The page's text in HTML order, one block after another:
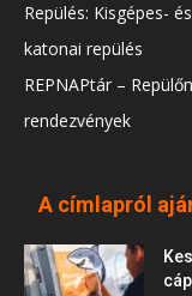
Repülés: Kisgépes-
katonai repülés
REPNAPtár –
rendezvények
A címlapról